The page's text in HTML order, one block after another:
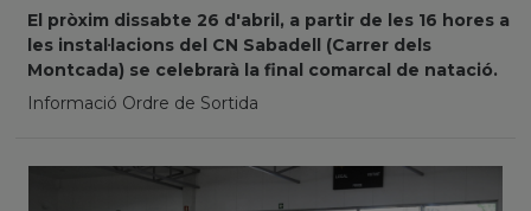
El pròxim dissabte 26 d'abril, a partir de les 16 hores a
les instal·lacions del CN Sabadell (Carrer dels
Montcada) se celebrarà la final comarcal de natació.
Informació Ordre de Sortida